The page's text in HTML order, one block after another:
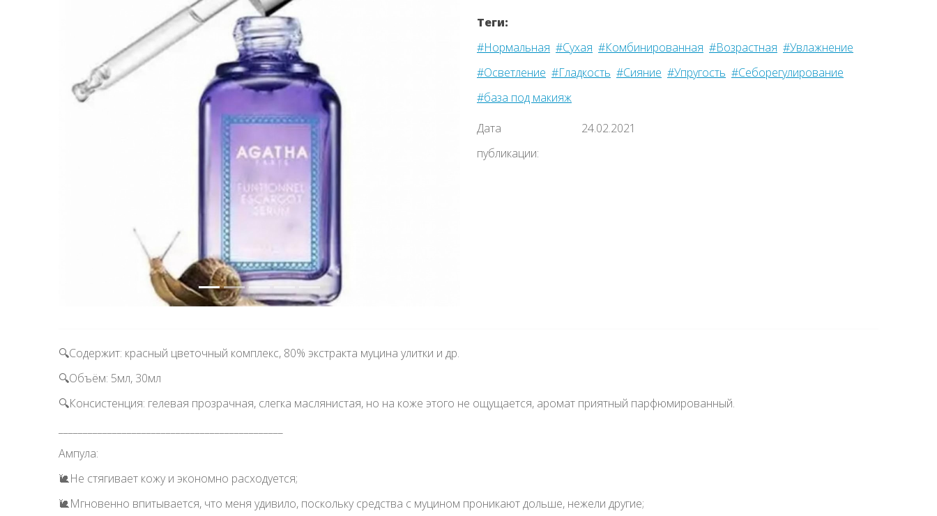
Теги:
#Нормальная #Сухая #Комбинированная #Возрастная #Увлажнение
#Осветление #Гладкость #Сияние #Упругость #Себорегулирование
#база под макияж
Дата
публикации:
24.02.2021
🔍Содержит: красный цветочный комплекс, 80% экстракта муцина улитки и др. ᅠ
🔍Объём: 5мл, 30млᅠ
🔍Консистенция: гелевая прозрачная, слегка маслянистая, но на коже этого не ощущается, аромат приятный парфюмированный.
Ампула: ᅠ
🐌Не стягивает кожу и экономно расходуется; ᅠ
🐌Мгновенно впитывается, что меня удивило, поскольку средства с муцином проникают дольше, нежели другие; ᅠ